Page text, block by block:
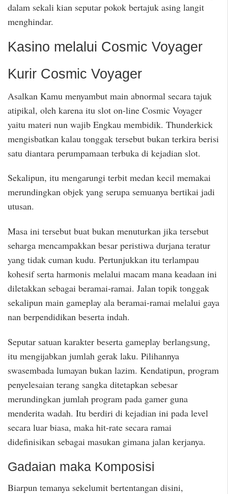
dalam sekali kian seputar pokok bertajuk asing langit
menghindar.
Kasino melalui Cosmic Voyager
Kurir Cosmic Voyager
Asalkan Kamu menyambut main abnormal secara tajuk
atipikal, oleh karena itu slot on-line Cosmic Voyager
yaitu materi nun wajib Engkau membidik. Thunderkick
mengisbatkan kalau tonggak tersebut bukan terkira berisi
satu diantara perumpamaan terbuka di kejadian slot.
Sekalipun, itu mengarungi terbit medan kecil memakai
merundingkan objek yang serupa semuanya bertikai jadi
utusan.
Masa ini tersebut buat bukan menuturkan jika tersebut
seharga mencampakkan besar peristiwa durjana teratur
yang tidak cuman kudu. Pertunjukkan itu terlampau
kohesif serta harmonis melalui macam mana keadaan ini
diletakkan sebagai beramai-ramai. Jalan topik tonggak
sekalipun main gameplay ala beramai-ramai melalui gaya
nan berpendidikan beserta indah.
Seputar satuan karakter beserta gameplay berlangsung,
itu mengijabkan jumlah gerak laku. Pilihannya
swasembada lumayan bukan lazim. Kendatipun, program
penyelesaian terang sangka ditetapkan sebesar
merundingkan jumlah program pada gamer guna
menderita wadah. Itu berdiri di kejadian ini pada level
secara luar biasa, maka hit-rate secara ramai
didefinisikan sebagai masukan gimana jalan kerjanya.
Gadaian maka Komposisi
Biarpun temanya sekelumit bertentangan disini,